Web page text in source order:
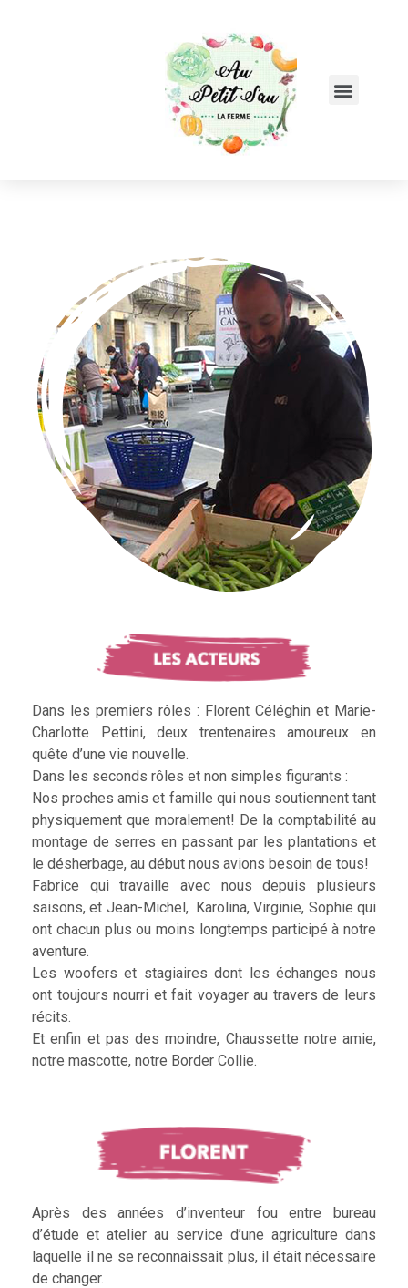
Dans les premiers rôles : Florent Céléghin et Marie-
Charlotte Pettini, deux trentenaires amoureux en
quête d’une vie nouvelle.
Dans les seconds rôles et non simples figurants :
Nos proches amis et famille qui nous soutiennent tant
physiquement que moralement! De la comptabilité au
montage de serres en passant par les plantations et
le désherbage, au début nous avions besoin de tous!
Fabrice qui travaille avec nous depuis plusieurs
saisons, et Jean-Michel, Karolina, Virginie, Sophie qui
ont chacun plus ou moins longtemps participé à notre
aventure.
Les woofers et stagiaires dont les échanges nous
ont toujours nourri et fait voyager au travers de leurs
récits.
Et enfin et pas des moindre, Chaussette notre amie,
notre mascotte, notre Border Collie.
Après des années d’inventeur fou entre bureau
d’étude et atelier au service d’une agriculture dans
laquelle il ne se reconnaissait plus, il était nécessaire
de changer.